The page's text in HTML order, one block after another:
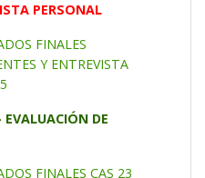
PERSONAL
FINALES
Y ENTREVISTA
DE
FINALES CAS 23